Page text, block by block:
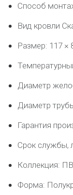
Способ
Вид кровли
Размер: 117 ×
Диаметр
Диаметр
Гарантия
Срок службы,
Коллекция:
Форма: